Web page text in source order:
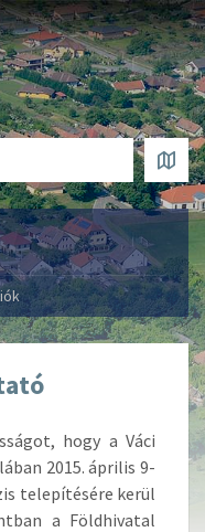
hogy a Váci
2015. április 9-
telepítésére kerül
a Földhivatal